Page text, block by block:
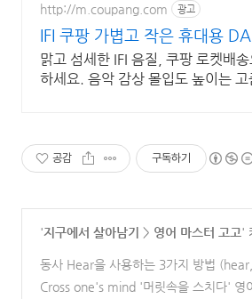
http://m.coupang.com 광고
IFI 쿠팡 가볍고 작은 휴대용
맑고 섬세한 IFI 음질, 쿠팡 로켓배
하세요. 음악 감상 몰입도 높이는
공감 구독하기
'지구에서 살아남기 > 영어 마스터 고고'
동사 Hear을 사용하는 3가지 방법
of, hear from)
(0)
Cross one's mind '머릿속을 스치다' 영